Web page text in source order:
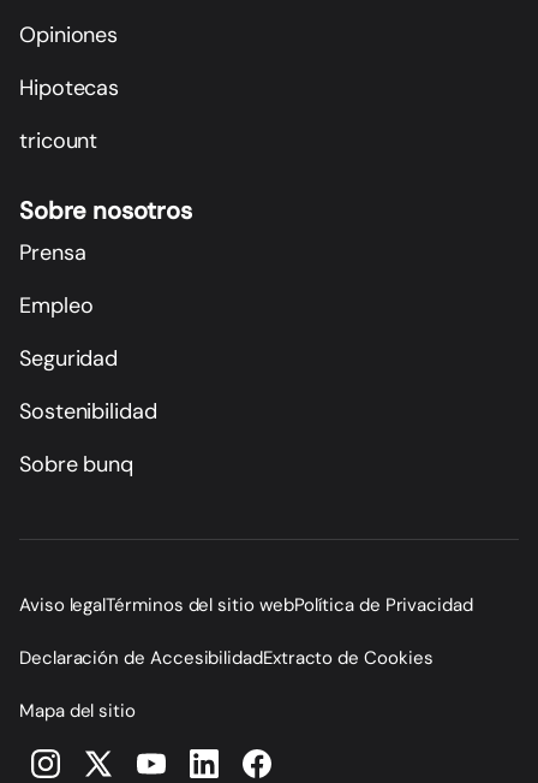
Opiniones
Hipotecas
tricount
Sobre nosotros
Prensa
Empleo
Seguridad
Sostenibilidad
Sobre bunq
Aviso legalTérminos del sitio webPolítica de Privacidad
Declaración de AccesibilidadExtracto de Cookies
Mapa del sitio